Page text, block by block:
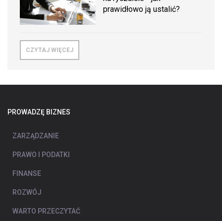
prawidłowo ją ustalić?
CZYTAJ WIĘCEJ
PROWADZĘ BIZNES
ZARZĄDZANIE
PRAWO I PODATKI
FINANSE
ROZWÓJ
WARTO PRZECZYTAĆ